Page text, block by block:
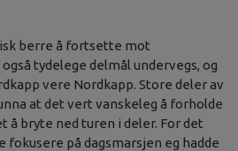
berre å fortsette mot
tydelege delmål undervegs, og
vere Nordkapp. Store deler av
at det vert vanskeleg å forholde
å bryte ned turen i deler. For det
fokusere på dagsmarsjen eg hadde